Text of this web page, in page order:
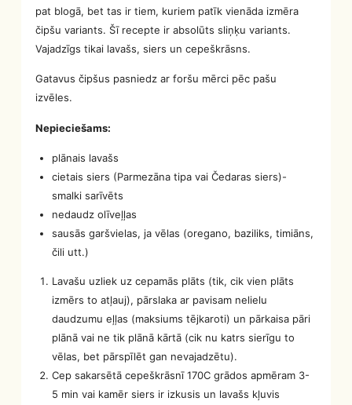
pat blogā, bet tas ir tiem, kuriem patīk vienāda izmēra
čipšu variants. Šī recepte ir absolūts sliņķu variants.
Vajadzīgs tikai lavašs, siers un cepeškrāsns.
Gatavus čipšus pasniedz ar foršu mērci pēc pašu
izvēles.
Nepieciešams:
plānais lavašs
cietais siers (Parmezāna tipa vai Čedaras siers)-
smalki sarīvēts
nedaudz olīveļļas
sausās garšvielas, ja vēlas (oregano, baziliks, timiāns,
čili utt.)
Lavašu uzliek uz cepamās plāts (tik, cik vien plāts
izmērs to atļauj), pārslaka ar pavisam nelielu
daudzumu eļļas (maksiums tējkaroti) un pārkaisa pāri
plānā vai ne tik plānā kārtā (cik nu katrs sierīgu to
vēlas, bet pārspīlēt gan nevajadzētu).
Cep sakarsētā cepeškrāsnī 170C grādos apmēram 3-
5 min vai kamēr siers ir izkusis un lavašs kļuvis